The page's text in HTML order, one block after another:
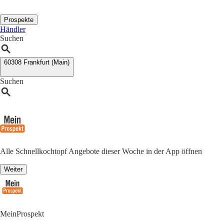
Prospekte
Händler
Suchen
60308 Frankfurt (Main)
Suchen
Alle Schnellkochtopf Angebote dieser Woche in der App öffnen
Weiter
MeinProspekt